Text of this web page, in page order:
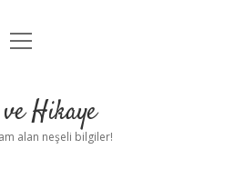
Anasayfa
Uyarı
menüyü
Hikaye
alan neşeli bilgiler!